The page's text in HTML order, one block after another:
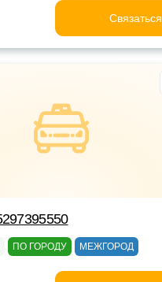
Связаться
ПО ГОРОДУ МЕЖГОРОД